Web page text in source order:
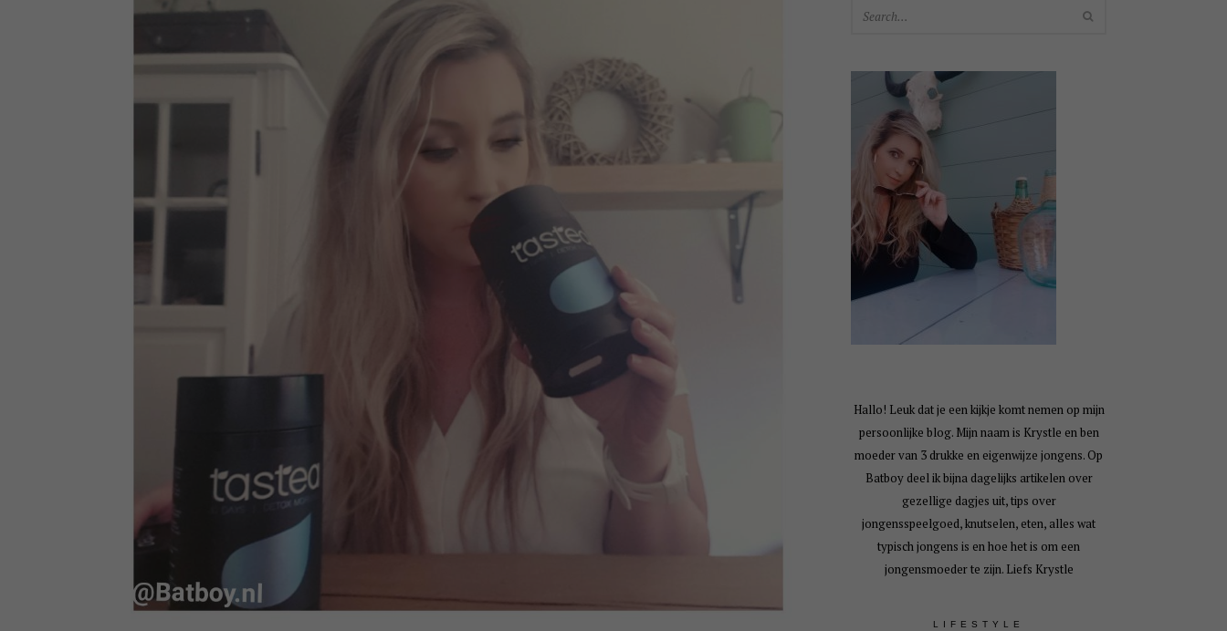
Hallo! Leuk dat je een kijkje komt nemen op mijn
persoonlijke blog. Mijn naam is Krystle en ben
moeder van 3 drukke en eigenwijze jongens. Op
Batboy deel ik bijna dagelijks artikelen over
gezellige dagjes uit, tips over
jongensspeelgoed, knutselen, eten, alles wat
typisch jongens is en hoe het is om een
jongensmoeder te zijn. Liefs Krystle
LIFESTYLE